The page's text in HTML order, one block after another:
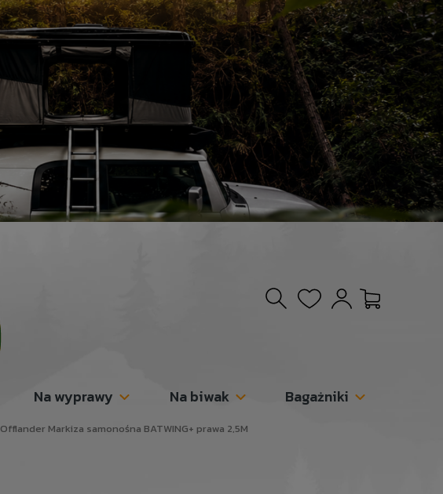
Na wyprawy Na biwak Bagażniki
Offlander Markiza samonośna BATWING+ prawa 2,5M